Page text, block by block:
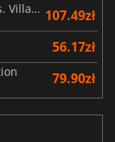
Monopoly Star Wars Heroes vs. Villains 107.49zł
56.17zł
79.90zł